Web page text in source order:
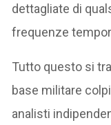
dettagliate di
frequenze
Tutto questo si
base militare
analisti